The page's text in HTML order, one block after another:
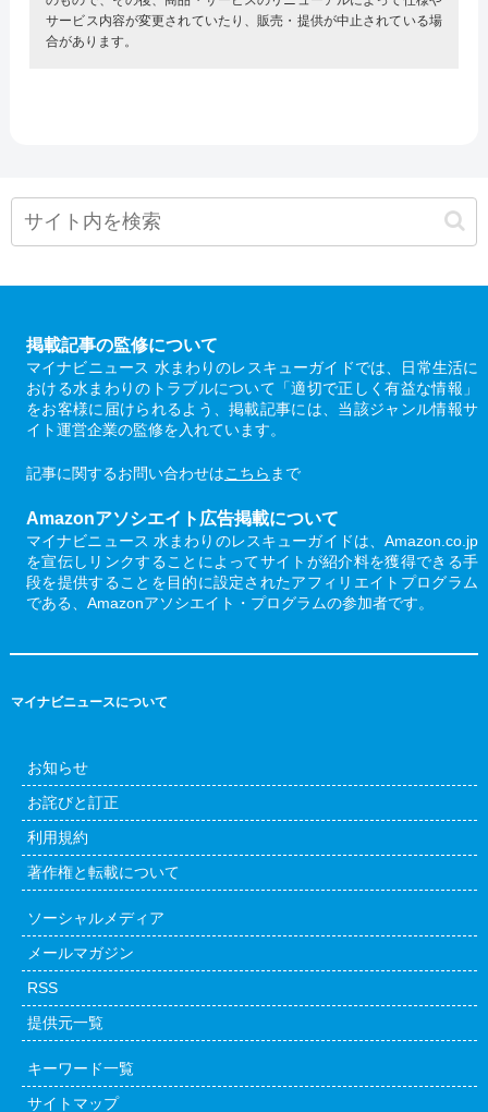
サービス内容が変更されていたり、販売・提供が中止されている場
合があります。
掲載記事の監修について
マイナビニュース 水まわりのレスキューガイドでは、日常生活に
おける水まわりのトラブルについて「適切で正しく有益な情報」
をお客様に届けられるよう、掲載記事には、当該ジャンル情報サ
イト運営企業の監修を入れています。
記事に関するお問い合わせはこちら まで
Amazonアソシエイト広告掲載について
マイナビニュース 水まわりのレスキューガイドは、Amazon.co.jp
を宣伝しリンクすることによってサイトが紹介料を獲得できる手
段を提供することを目的に設定されたアフィリエイトプログラム
である、Amazonアソシエイト・プログラムの参加者です。
マイナビニュースについて
お知らせ
お詫びと訂正
利用規約
著作権と転載について
ソーシャルメディア
メールマガジン
RSS
提供元一覧
キーワード一覧
サイトマップ